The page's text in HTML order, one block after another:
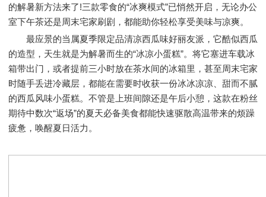
的解暑新方法来了!三款零食的“冰爽模式”已悄然开启，无论办公
室下午茶还是周末宅家刷剧，都能助你轻松享受美味与凉爽。
最应景的当属夏季限定品清凉西瓜味好丽友派，它酷似西瓜
的造型，天生就是为解暑而生的“冰凉小蛋糕”。将它塞进车载冰
箱带出门，或者提前三小时放在茶水间的冰箱里，甚至周末宅家
时随手丢进冷藏层，都能在需要时收获一份冰冰凉凉、甜而不腻
的西瓜风味小蛋糕。不管是上班间隙还是午后小憩，这款在粉丝
期待中数次“返场”的夏天必备美食都能快速驱散高温带来的烦躁
疲惫，唤醒夏日活力。